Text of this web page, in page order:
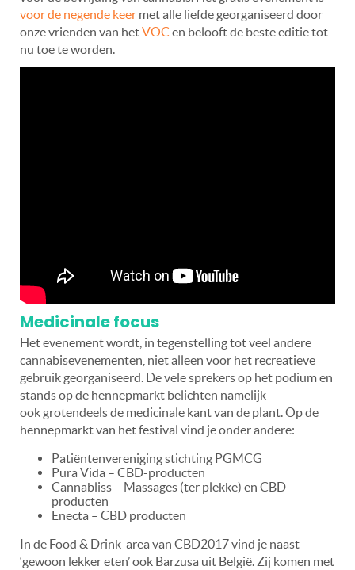
voor de negende keer met alle liefde georganiseerd door
onze vrienden van hetVOC en belooft de beste editie tot
nu toe te worden.
Medicinale focus
Het evenement wordt, in tegenstelling tot veel andere
cannabisevenementen, niet alleen voor het recreatieve
gebruik georganiseerd. De vele sprekers op het podium en
stands op de hennepmarkt belichten namelijk
ook grotendeels de medicinale kant van de plant. Op de
hennepmarkt van het festival vind je onder andere:
Patiëntenvereniging stichting PGMCG
Pura Vida – CBD-producten
Cannabliss – Massages (ter plekke) en CBD-
producten
Enecta – CBD producten
In de Food & Drink-area van CBD2017 vind je naast
‘gewoon lekker eten’ ook Barzusa uit België. Zij komen met